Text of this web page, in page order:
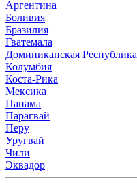
Аргентина
Боливия
Бразилия
Гватемала
Доминиканская Республика
Колумбия
Коста-Рика
Мексика
Панама
Парагвай
Перу
Уругвай
Чили
Эквадор